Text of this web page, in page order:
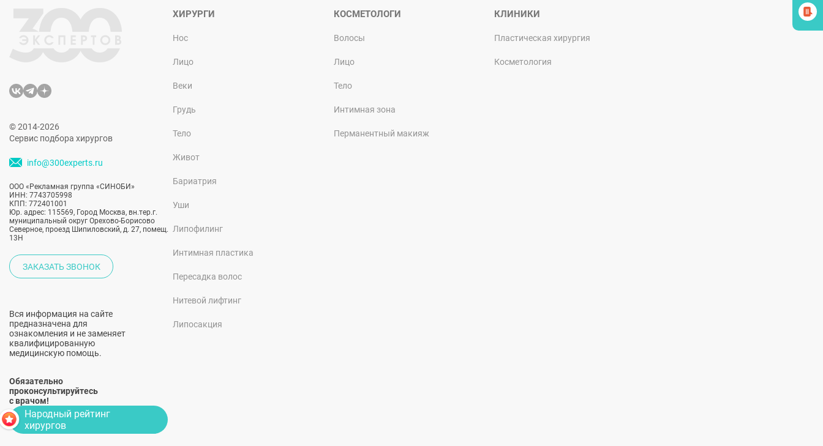
© 2014-2026
Сервис подбора хирургов
info@300experts.ru
ООО «Рекламная группа «СИНОБИ»
ИНН: 7743705998
КПП: 772401001
Юр. адрес: 115569, Город Москва, вн.тер.г.
муниципальный округ Орехово-Борисово
Северное, проезд Шипиловский, д. 27, помещ.
13Н
ЗАКАЗАТЬ ЗВОНОК
Вся информация на сайте
предназначена для
ознакомления и не заменяет
квалифицированную
медицинскую помощь.
Обязательно
проконсультируйтесь
с врачом!
ХИРУРГИ
Нос
Лицо
Веки
Грудь
Тело
Живот
Бариатрия
Уши
Липофилинг
Интимная пластика
Пересадка волос
Нитевой лифтинг
Липосакция
КОСМЕТОЛОГИ
Волосы
Лицо
Тело
Интимная зона
Перманентный макияж
КЛИНИКИ
Пластическая хирургия
Косметология
Народный рейтинг
хирургов